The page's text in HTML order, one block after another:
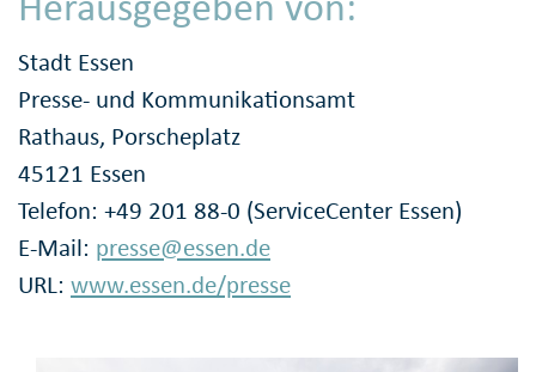
Stadt Essen
Presse- und Kommunikationsamt
Rathaus, Porscheplatz
45121 Essen
Telefon: +49 201 88-0 (ServiceCenter Essen)
E-Mail: presse@essen.de
URL: www.essen.de/presse